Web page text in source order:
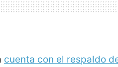
cuenta con el respaldo